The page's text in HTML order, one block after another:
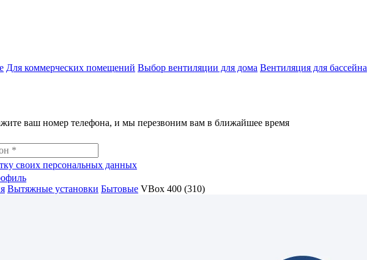
Для коммерческих помещений Выбор вентиляции для дома Вентиляция для бассейна
ваш номер телефона, и мы перезвоним вам в ближайшее время
своих персональных данных
Вытяжные установки Бытовые VBox 400 (310)